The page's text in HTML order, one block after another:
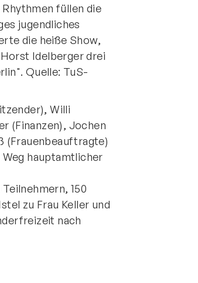
füllen die
jugendliches
die heiße Show,
Idelberger drei
Quelle: TuS-
Willi
(Finanzen), Jochen
(Frauenbeauftragte)
hauptamtlicher
150
zu Frau Keller und
nach
19